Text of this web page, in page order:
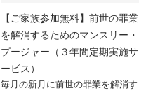
【ご家族参加無料】前世の罪業
を解消するためのマンスリー・
プージャー（３年間定期実施サ
ービス）
毎月の新月に前世の罪業を解消す